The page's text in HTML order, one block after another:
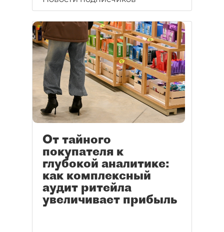
От тайного
покупателя к
глубокой аналитике:
как комплексный
аудит ритейла
увеличивает прибыль